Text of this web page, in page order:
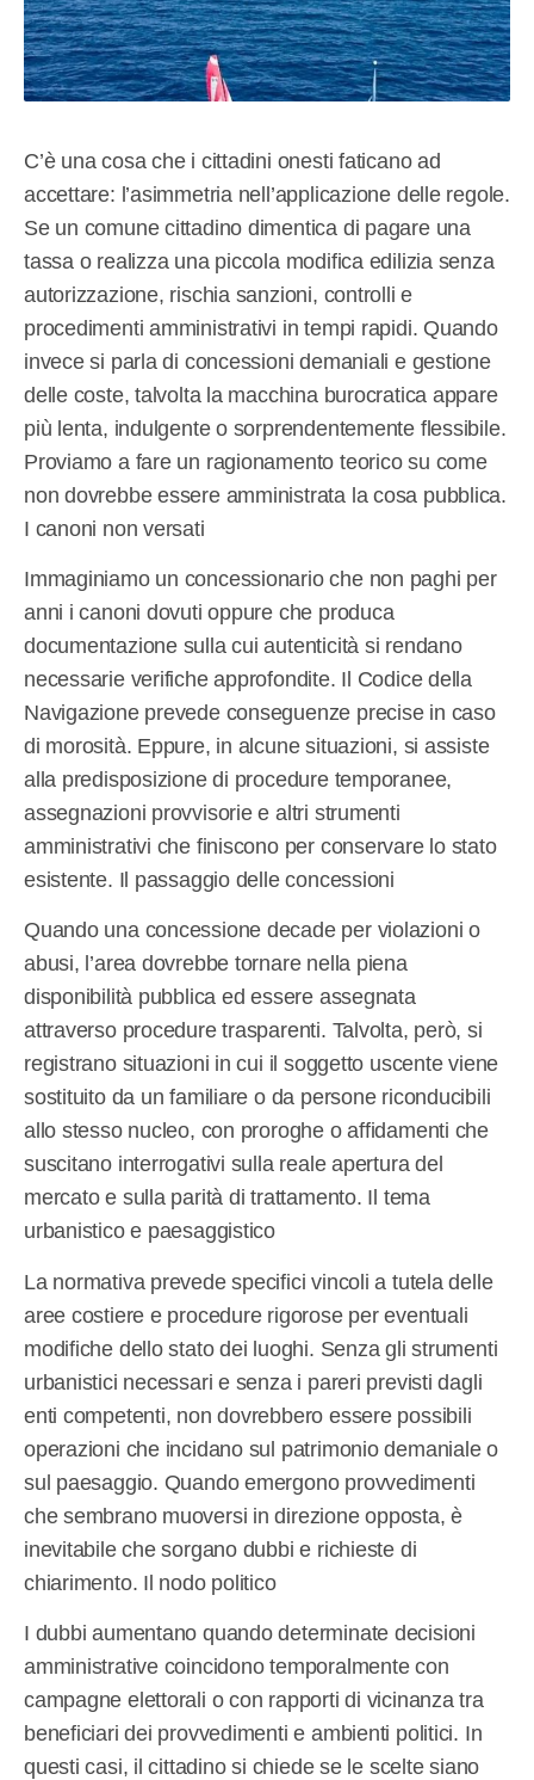
C’è una cosa che i cittadini onesti faticano ad
accettare: l’asimmetria nell’applicazione delle regole.
Se un comune cittadino dimentica di pagare una
tassa o realizza una piccola modifica edilizia senza
autorizzazione, rischia sanzioni, controlli e
procedimenti amministrativi in tempi rapidi. Quando
invece si parla di concessioni demaniali e gestione
delle coste, talvolta la macchina burocratica appare
più lenta, indulgente o sorprendentemente flessibile.
Proviamo a fare un ragionamento teorico su come
non dovrebbe essere amministrata la cosa pubblica.
I canoni non versati
Immaginiamo un concessionario che non paghi per
anni i canoni dovuti oppure che produca
documentazione sulla cui autenticità si rendano
necessarie verifiche approfondite. Il Codice della
Navigazione prevede conseguenze precise in caso
di morosità. Eppure, in alcune situazioni, si assiste
alla predisposizione di procedure temporanee,
assegnazioni provvisorie e altri strumenti
amministrativi che finiscono per conservare lo stato
esistente. Il passaggio delle concessioni
Quando una concessione decade per violazioni o
abusi, l’area dovrebbe tornare nella piena
disponibilità pubblica ed essere assegnata
attraverso procedure trasparenti. Talvolta, però, si
registrano situazioni in cui il soggetto uscente viene
sostituito da un familiare o da persone riconducibili
allo stesso nucleo, con proroghe o affidamenti che
suscitano interrogativi sulla reale apertura del
mercato e sulla parità di trattamento. Il tema
urbanistico e paesaggistico
La normativa prevede specifici vincoli a tutela delle
aree costiere e procedure rigorose per eventuali
modifiche dello stato dei luoghi. Senza gli strumenti
urbanistici necessari e senza i pareri previsti dagli
enti competenti, non dovrebbero essere possibili
operazioni che incidano sul patrimonio demaniale o
sul paesaggio. Quando emergono provvedimenti
che sembrano muoversi in direzione opposta, è
inevitabile che sorgano dubbi e richieste di
chiarimento. Il nodo politico
I dubbi aumentano quando determinate decisioni
amministrative coincidono temporalmente con
campagne elettorali o con rapporti di vicinanza tra
beneficiari dei provvedimenti e ambienti politici. In
questi casi, il cittadino si chiede se le scelte siano